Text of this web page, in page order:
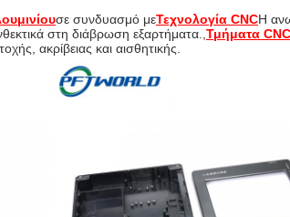
σε συνδυασμό μεΤεχνολογία CNCΗ
στη διάβρωση εξαρτήματα., Τμήματα
ακρίβειας και αισθητικής.